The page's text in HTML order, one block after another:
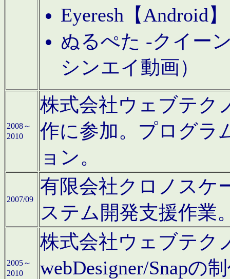
Eyeresh【Android
ぬるぺた -クイー
シンエイ動画）
2008～
2010
株式会社ウェブテク
作に参加。プログラ
ョン。
2007/09
有限会社クロノスケ
ステム開発支援作業
2005～
2010
株式会社ウェブテク
webDesigner/Snapの